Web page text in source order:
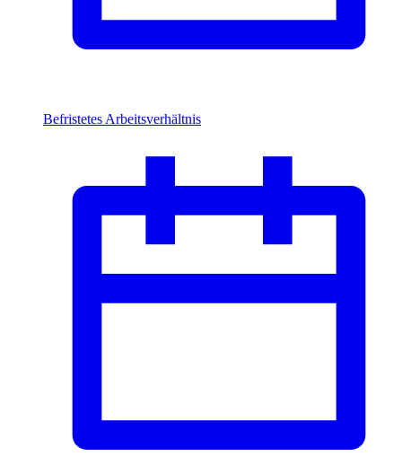
Befristetes Arbeitsverhältnis